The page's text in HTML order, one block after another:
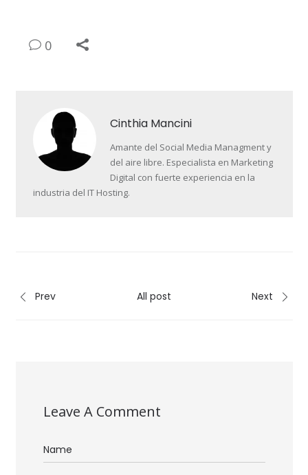
0
Cinthia Mancini
Amante del Social Media Managment y
del aire libre. Especialista en Marketing
Digital con fuerte experiencia en la
industria del IT Hosting.
Prev All post Next
Leave A Comment